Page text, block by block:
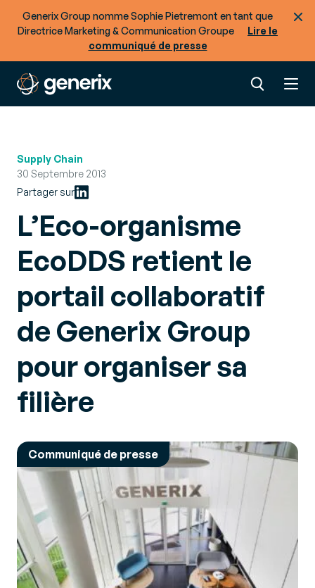
Generix Group nomme Sophie Pietremont en tant que
Directrice Marketing & Communication Groupe
Lire le
communiqué de presse
Supply Chain
30 Septembre 2013
Partager sur
L’Eco-organisme
EcoDDS retient le
portail collaboratif
de Generix Group
pour organiser sa
filière
Communiqué de presse